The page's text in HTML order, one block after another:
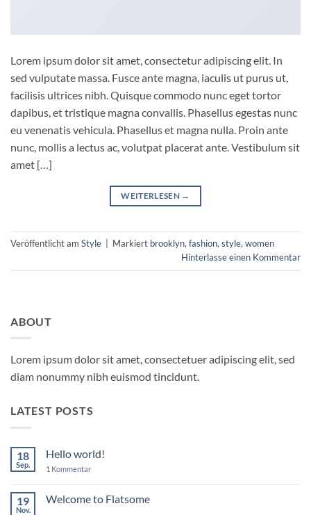
Lorem ipsum dolor sit amet, consectetur adipiscing elit. In
sed vulputate massa. Fusce ante magna, iaculis ut purus ut,
facilisis ultrices nibh. Quisque commodo nunc eget tortor
dapibus, et tristique magna convallis. Phasellus egestas nunc
eu venenatis vehicula. Phasellus et magna nulla. Proin ante
nunc, mollis a lectus ac, volutpat placerat ante. Vestibulum sit
amet […]
WEITERLESEN →
Veröffentlicht am Style Markiert brooklyn, fashion, style, women
Hinterlasse einen Kommentar
ABOUT
Lorem ipsum dolor sit amet, consectetuer adipiscing elit, sed
diam nonummy nibh euismod tincidunt.
LATEST POSTS
18
Sep.
Hello world!
1 Kommentarzu
19
Nov.
Welcome to Flatsome